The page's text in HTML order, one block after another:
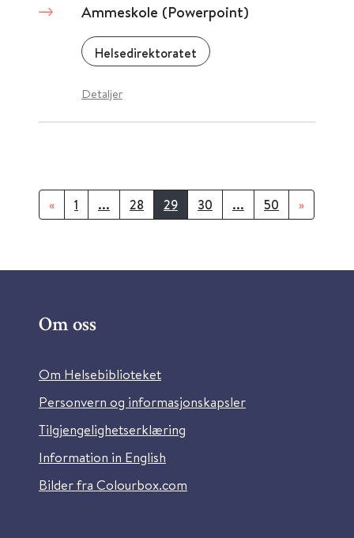
Ammeskole (Powerpoint)
Helsedirektoratet
Detaljer
« 1 ... 28 29 30 ... 50 »
Om oss
Om Helsebiblioteket
Personvern og informasjonskapsler
Tilgjengelighetserklæring
Information in English
Bilder fra Colourbox.com